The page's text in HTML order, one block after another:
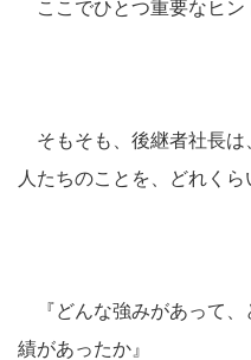
ここでひとつ重要なヒン
そもそも、後継者社長は
人たちのことを、どれく
『どんな強みがあって、
績があったか』